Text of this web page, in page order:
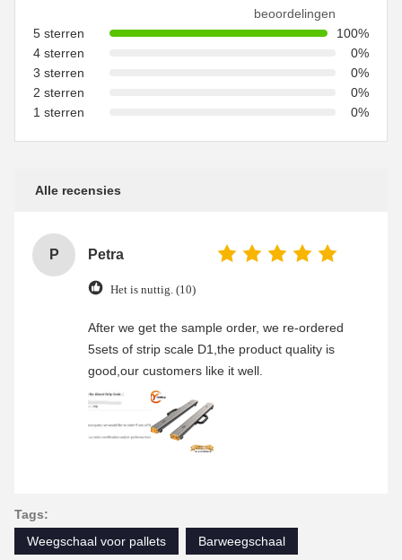
beoordelingen
5 sterren
100%
4 sterren
0%
3 sterren
0%
2 sterren
0%
1 sterren
0%
Alle recensies
P Petra
Het is nuttig. (10)
After we get the sample order, we re-ordered
5sets of strip scale D1,the product quality is
good,our customers like it well.
Tags:
Weegschaal voor pallets
Barweegschaal